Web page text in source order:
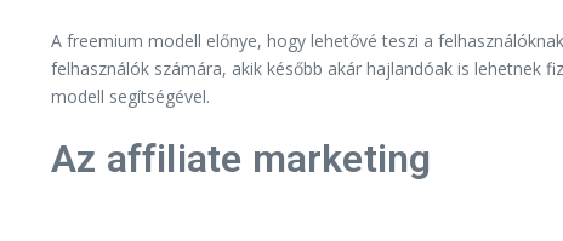
A freemium modell előnye, hogy lehetővé teszi a
felhasználók számára, akik később akár hajlandóak is lehetnek
modell segítségével.
Az affiliate marketing